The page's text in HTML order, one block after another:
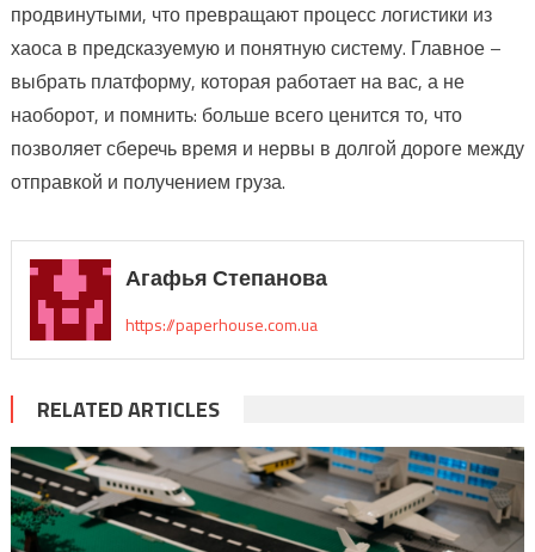
продвинутыми, что превращают процесс логистики из
хаоса в предсказуемую и понятную систему. Главное –
выбрать платформу, которая работает на вас, а не
наоборот, и помнить: больше всего ценится то, что
позволяет сберечь время и нервы в долгой дороге между
отправкой и получением груза.
Агафья Степанова
https://paperhouse.com.ua
RELATED ARTICLES